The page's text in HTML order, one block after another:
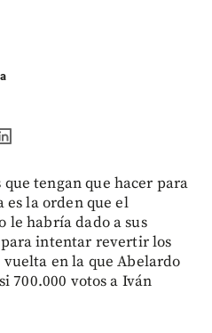
que tengan que hacer para
es la orden que el
le habría dado a sus
para intentar revertir los
en la que Abelardo
700.000 votos a Iván